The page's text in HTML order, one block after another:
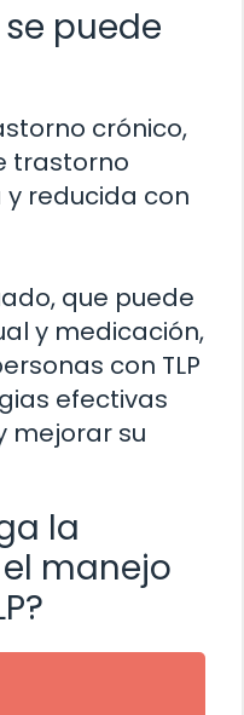
se puede
crónico,
trastorno
reducida con
que puede
y medicación,
con TLP
efectivas
mejorar su
la
manejo